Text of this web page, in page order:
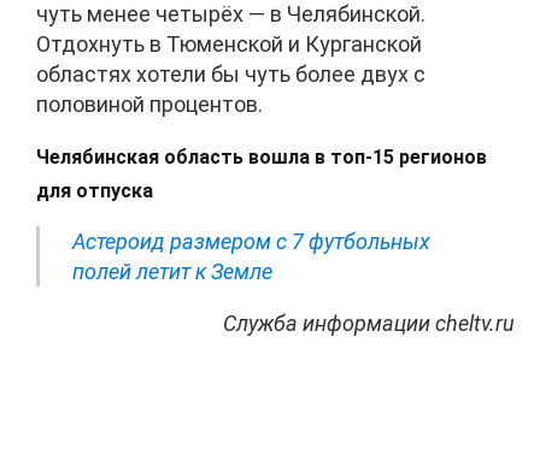
чуть менее четырёх — в Челябинской.
Отдохнуть в Тюменской и Курганской
областях хотели бы чуть более двух с
половиной процентов.
Челябинская область вошла в топ-15 регионов
для отпуска
Астероид размером с 7 футбольных
полей летит к Земле
Служба информации cheltv.ru